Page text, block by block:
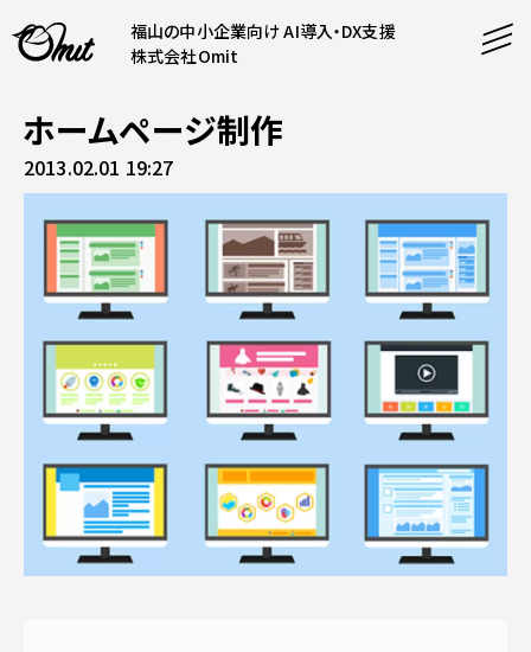
福山の中小企業向け AI導入・DX支援
株式会社Omit
SERVICE
事業内容
AI導入支援
システム開発
ホームページ制作
CONTENT
コンテンツ
課題解決
制作実績
料金表
COMPANY
企業案内
採用情報
お知らせ
よくある質問
PRODUCTS
運営サービス
ピッパサック
ホームページ制作
2013.02.01 19:27